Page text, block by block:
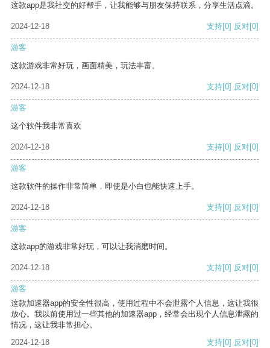
这款app是我社交的好帮手，让我能够与朋友保持联系，分享生活点滴。
2024-12-18 支持[0] 反对[0]
游客
这款游戏非常好玩，画面精美，玩法丰富。
2024-12-18 支持[0] 反对[0]
游客
这个软件我非常喜欢
2024-12-18 支持[0] 反对[0]
游客
这款软件的操作非常简单，即使是小白也能快速上手。
2024-12-18 支持[0] 反对[0]
游客
这款app的游戏非常好玩，可以让我消磨时间。
2024-12-18 支持[0] 反对[0]
游客
这款加速器app的安全性很高，使用过程中不会泄露个人信息，这让我很
放心。我以前使用过一些其他的加速器app，经常会出现个人信息泄露的
情况，这让我非常担心。
2024-12-18
支持[0] 反对[0]